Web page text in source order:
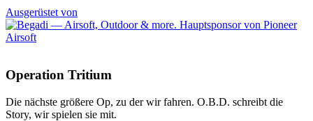
Ausgerüstet von
Operation Tritium
Die nächste größere Op, zu der wir fahren. O.B.D. schreibt die
Story, wir spielen sie mit.